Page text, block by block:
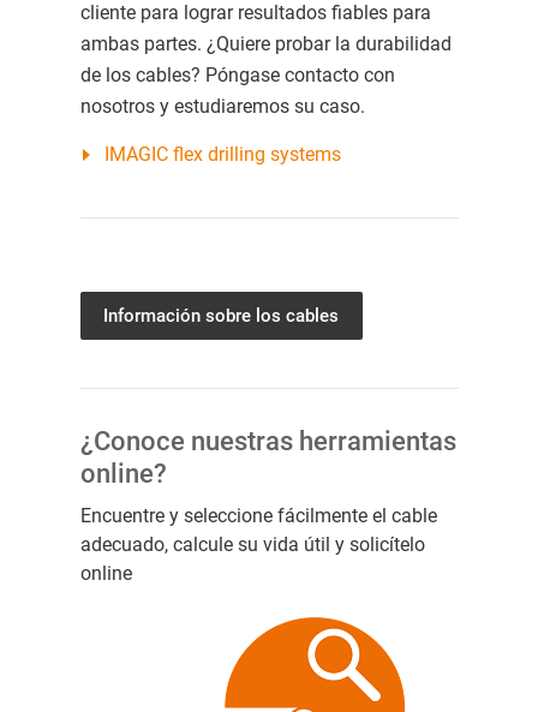
cliente para lograr resultados fiables para
ambas partes. ¿Quiere probar la durabilidad
de los cables? Póngase contacto con
nosotros y estudiaremos su caso.
IMAGIC flex drilling systems
Información sobre los cables
¿Conoce nuestras herramientas
online?
Encuentre y seleccione fácilmente el cable
adecuado, calcule su vida útil y solicítelo
online